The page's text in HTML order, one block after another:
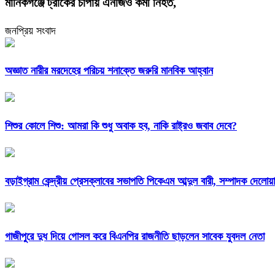
জনপ্রিয় সংবাদ
অজ্ঞাত নারীর মরদেহের পরিচয় শনাক্তে জরুরি মানবিক আহ্বান
শিশুর কোলে শিশু: আমরা কি শুধু অবাক হব, নাকি রাষ্ট্রও জবাব দেবে?
বড়াইগ্রাম কেন্দ্রীয় প্রেসক্লাবের সভাপতি পিকেএম আব্দুল বারী, সম্পাদক
গাজীপুরে দুধ দিয়ে গোসল করে বিএনপির রাজনীতি ছাড়লেন সাবেক যুবদল নেতা